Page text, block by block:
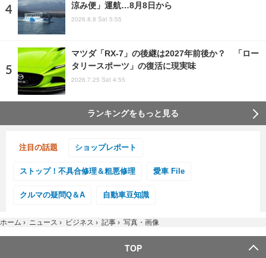
涼み便」運航…8月8日から
2026.8.8 Sat 5:55
マツダ「RX-7」の後継は2027年前後か？ 「ロー
タリースポーツ」の復活に現実味
2026.7.25 Sat 4:55
ランキングをもっと見る
注目の話題 ショップレポート
ストップ！不具合修理＆粗悪修理 愛車 File
クルマの疑問Q＆A 自動車豆知識
ホーム › ニュース › ビジネス › 記事 › 写真・画像
TOP